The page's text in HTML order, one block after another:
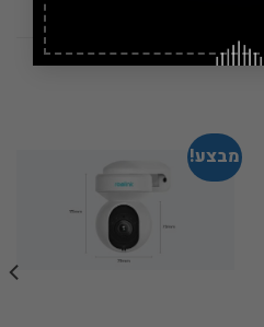
מבצע!